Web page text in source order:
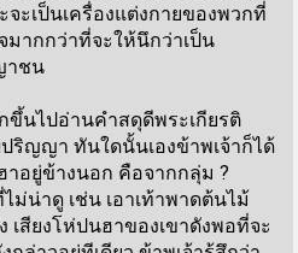
จะเป็นเครื่องแต่งกายของพวกที่
มากกว่าที่จะให้นึกว่าเป็น
าชน
ขึ้นไปอ่านคำสดุดีพระเกียรติ
ริญญา ทันใดนั้นเองข้าพเจ้าก็ได้
าอยู่ข้างนอก คือจากกลุ่ม ?
น่าดู เช่น เอาเท้าพาดต้นไม้
เสียงโห่ปนฮาของเขาดังพอที่จะ